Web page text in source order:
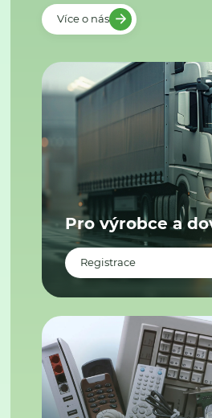
Více o nás
Pro výrobce a
Registrace